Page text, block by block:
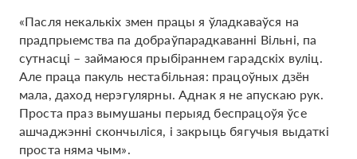
«Пасля некалькіх змен працы я ўладкаваўся на
прадпрыемства па добраўпарадкаванні Вільні, па
сутнасці – займаюся прыбіраннем гарадскіх вуліц.
Але праца пакуль нестабільная: працоўных дзён
мала, даход нерэгулярны. Аднак я не апускаю рук.
Проста праз вымушаны перыяд беспрацоўя ўсе
ашчаджэнні скончыліся, і закрыць бягучыя выдаткі
проста няма чым».